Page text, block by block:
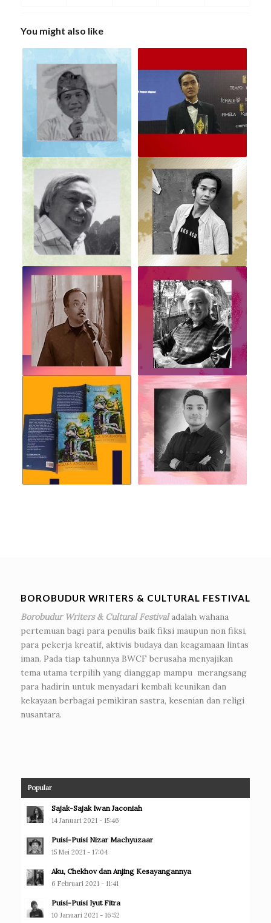
You might also like
BOROBUDUR WRITERS & CULTURAL FESTIVAL
Borobudur Writers & Cultural Festivaladalah wahana
pertemuan bagi para penulis baik fiksi maupun non fiksi,
para pekerja kreatif, aktivis budaya dan keagamaan lintas
iman. Pada tiap tahunnya BWCF berusaha menyajikan
tema utama terpilih yang dianggap mampu merangsang
para hadirin untuk menyadari kembali keunikan dan
kekayaan berbagai pemikiran sastra, kesenian dan religi
nusantara.
Popular
Sajak-Sajak Iwan Jaconiah
14 Januari 2021 - 15:46
Puisi-Puisi Nizar Machyuzaar
15 Mei 2021 - 17:04
Aku, Chekhov dan Anjing Kesayangannya
6 Februari 2021 - 11:41
Puisi-Puisi Iyut Fitra
10 Januari 2021 - 16:52